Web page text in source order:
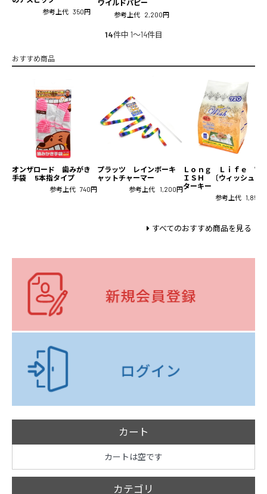
参考上代 350円
ワイルドパピー
参考上代 2,200円
14件中 1〜14件目
おすすめ商品
オンザロード 歯みがき
手袋 5本指タイプ
参考上代 740円
プラッツ レインボーキ
ャットチャーマー
参考上代 1,200円
Ｌｏｎｇ Ｌｉｆｅ Ｗ
ＩＳＨ 〔ウィッシュ〕
ターキー
参考上代 1,850
すべてのおすすめ商品を見る
カート
カートは空です
カテゴリ